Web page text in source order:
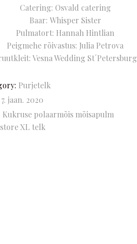
Catering: Osvald catering
Baar: Whisper Sister
Pulmatort: Hannah Hintlian
Peigmehe rõivastus: Julia Petrova
Vesna Wedding St´Petersburg
Purjetelk
7. jaan. 2020
Kukruse polaarmõis mõisapulm
XL telk